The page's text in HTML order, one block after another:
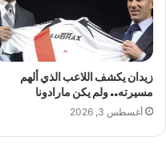
زيدان يكشف اللاعب الذي ألهم
مسيرته.. ولم يكن مارادونا
أغسطس 3, 2026